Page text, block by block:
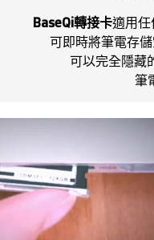
BaseQi轉接卡適用
可即時將筆電存
可以完全隱藏
筆